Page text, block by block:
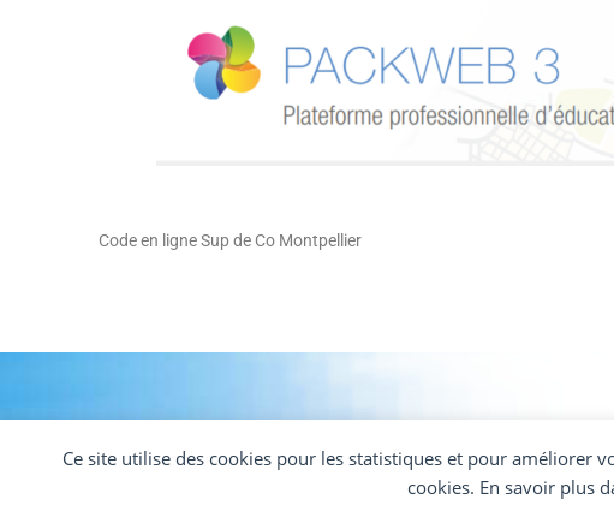
Ce site utilise des cookies pour les statistiques et pour améliorer
cookies. En savoir plus
Code en ligne Sup de Co Montpellier